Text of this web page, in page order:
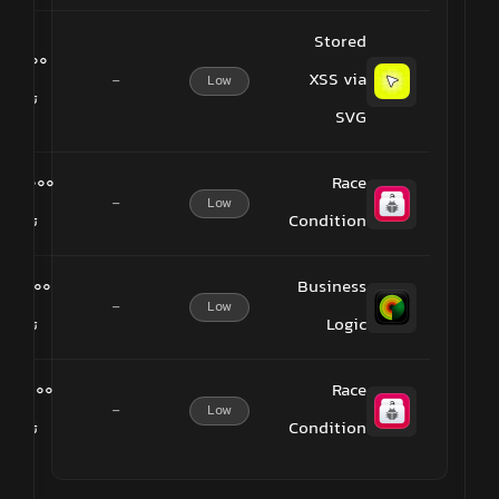
Stored
XSS via
SVG
Low
-
Race
Condition
Low
-
Business
Logic
Low
-
Race
Condition
Low
-